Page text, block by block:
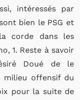
intéressés par
bien le PSG et
corde dans les
1. Reste à savoir
Doué de le
milieu offensif du
pour la suite de